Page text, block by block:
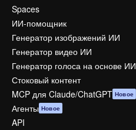
Spaces
ИИ-помощник
Генератор изображений ИИ
Генератор видео ИИ
Генератор голоса на основе ИИ
Стоковый контент
MCP для Claude/ChatGPT Новое
Агенты Новое
API